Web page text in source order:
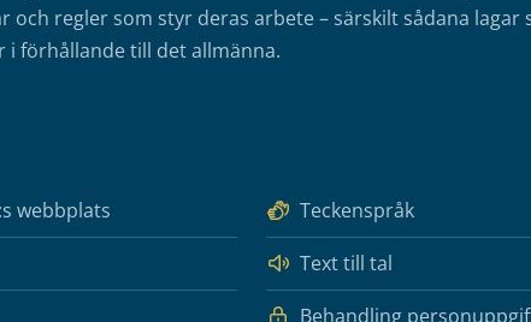
och regler som styr deras arbete – särskilt sådana lagar
i förhållande till det allmänna.
webbplats
Teckenspråk
Text till tal
Behandling